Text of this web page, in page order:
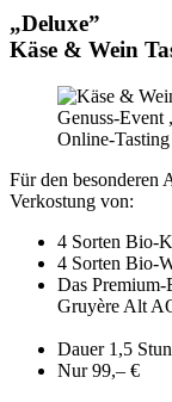
„Deluxe”
Käse & Wein
Genuss-
Online-
Für den besonderen
Verkostung von:
4 Sorten Bio-
4 Sorten Bio-
Das Premium-
Gruyère Alt
Dauer 1,5
Nur 99,– €